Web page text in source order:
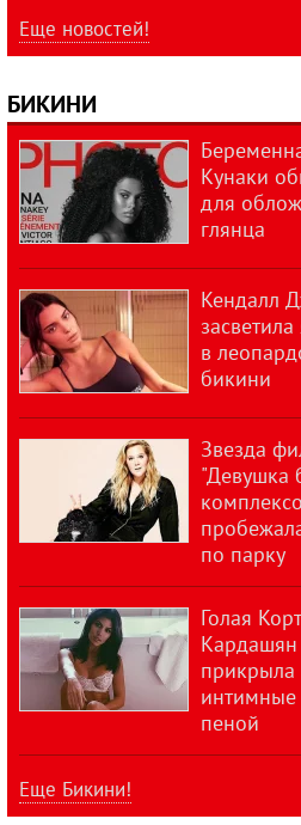
Еще новостей!
БИКИНИ
Кунаки
для
глянца
Кендалл
в
бикини
Звезда
"Девушка
по парку
Голая
Кардашян
прикрыла
интимные
пеной
Еще Бикини!